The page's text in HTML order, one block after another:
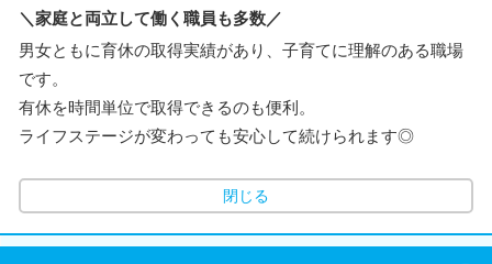
＼家庭と両立して働く職員も多数／
男女ともに育休の取得実績があり、子育てに理解のある職場
です。
有休を時間単位で取得できるのも便利。
ライフステージが変わっても安心して続けられます◎
閉じる